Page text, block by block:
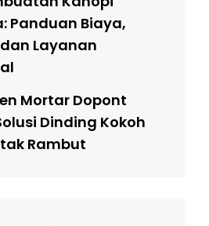
Panduan Biaya,
Layanan
Mortar Dopont
Dinding Kokoh
Rambut